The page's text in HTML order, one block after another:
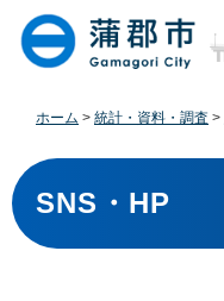
す
。
し
て
ホーム > 統計・資料・調査 >
本
文
SNS・HP